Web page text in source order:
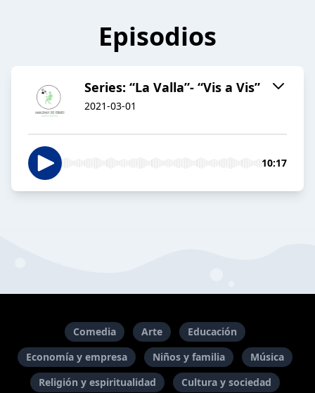
Episodios
Series: “La Valla”- “Vis a Vis”
2021-03-01
10:17
Comedia Arte
Educación
Economía y empresa
Niños y familia
Música
Religión y espiritualidad
Cultura y sociedad